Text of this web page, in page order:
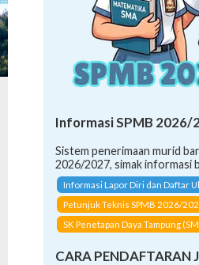
Informasi SPMB 2026/
Sistem penerimaan murid
2026/2027, simak informasi
Informasi Lapor Diri dan Daftar
Petunjuk Teknis SPMB 2026/
SK Penetapan Daya Tampung
CARA PENDAFTARAN